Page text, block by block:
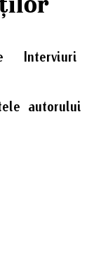
Interviuri
autorului